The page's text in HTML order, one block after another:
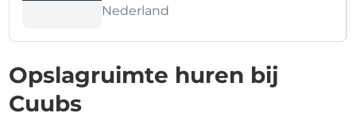
Nederland
Opslagruimte huren bij
Cuubs